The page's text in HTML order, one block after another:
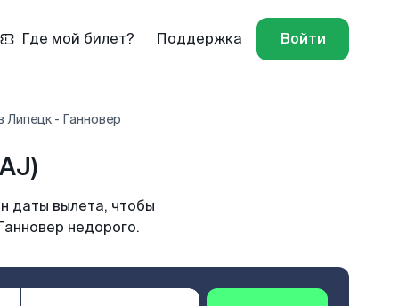
Где мой билет? Поддержка Войти
Липецк - Ганновер
даты вылета, чтобы
недорого.